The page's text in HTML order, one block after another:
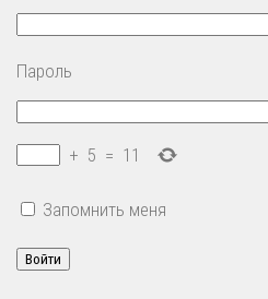
Пароль
+ 5 = 11
Запомнить меня
Войти